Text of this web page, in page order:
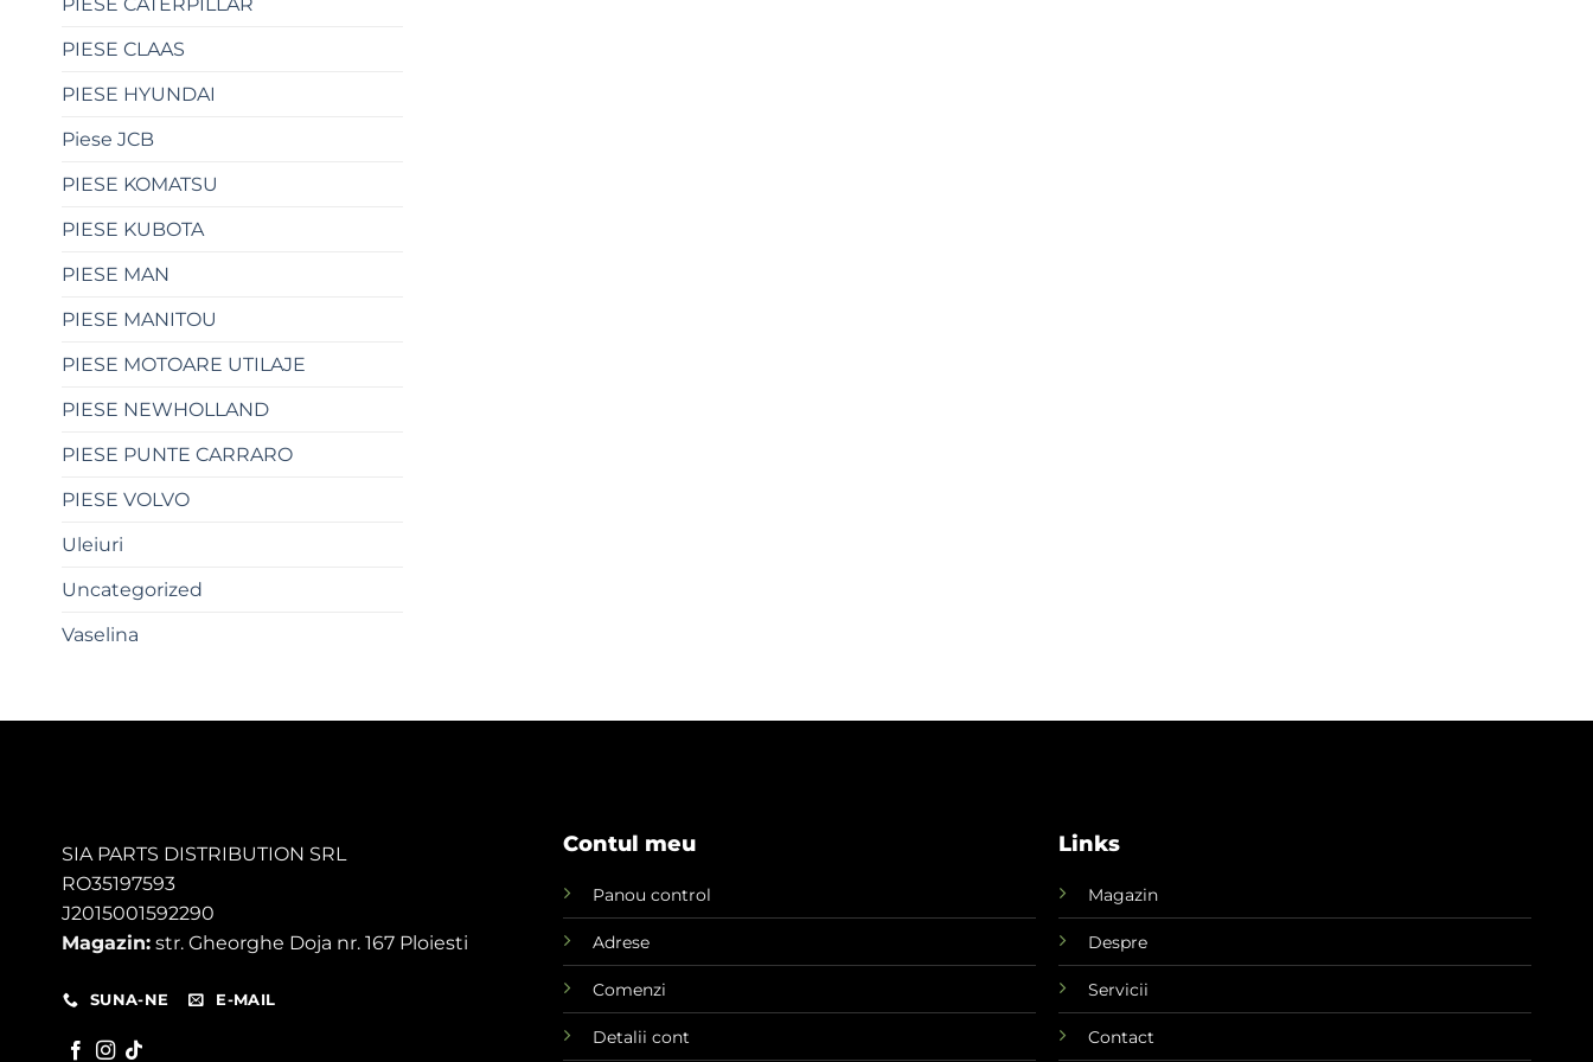
PIESE CLAAS
PIESE HYUNDAI
Piese JCB
PIESE KOMATSU
PIESE KUBOTA
PIESE MAN
PIESE MANITOU
PIESE MOTOARE UTILAJE
PIESE NEWHOLLAND
PIESE PUNTE CARRARO
PIESE VOLVO
Uleiuri
Uncategorized
Vaselina
SIA PARTS DISTRIBUTION SRL
RO35197593
J2015001592290
Magazin: str. Gheorghe Doja nr. 167 Ploiesti
SUNA-NE E-MAIL
Contul meu
Panou control
Adrese
Comenzi
Detalii cont
Links
Magazin
Despre
Servicii
Contact